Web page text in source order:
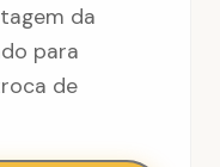
da
para
de